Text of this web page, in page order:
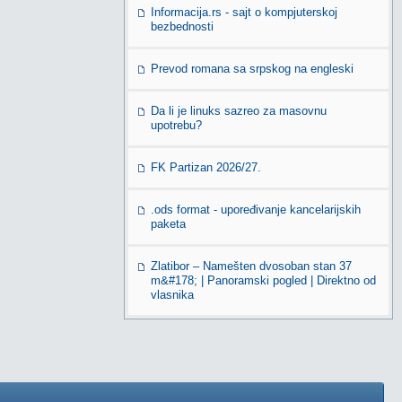
Informacija.rs - sajt o kompjuterskoj
bezbednosti
Prevod romana sa srpskog na engleski
Da li je linuks sazreo za masovnu
upotrebu?
FK Partizan 2026/27.
.ods format - upoređivanje kancelarijskih
paketa
Zlatibor – Namešten dvosoban stan 37
m&#178; | Panoramski pogled | Direktno od
vlasnika